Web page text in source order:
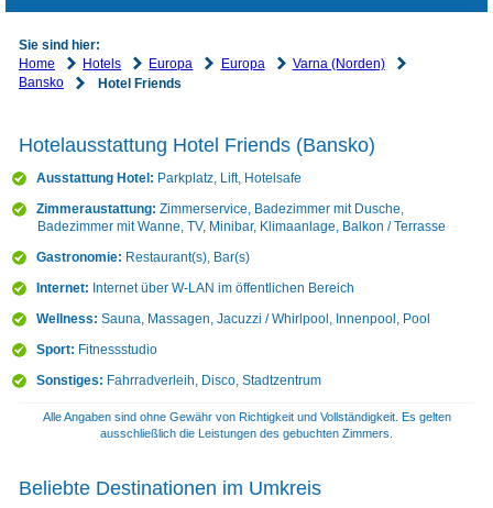
Sie sind hier:
Home
Hotels Europa Europa
Varna (Norden)
Bansko
Hotel Friends
Hotelausstattung Hotel Friends (Bansko)
Ausstattung Hotel: Parkplatz, Lift, Hotelsafe
Zimmeraustattung: Zimmerservice, Badezimmer mit Dusche,
Badezimmer mit Wanne, TV, Minibar, Klimaanlage, Balkon / Terrasse
Gastronomie: Restaurant(s), Bar(s)
Internet: Internet über W-LAN im öffentlichen Bereich
Wellness: Sauna, Massagen, Jacuzzi / Whirlpool, Innenpool, Pool
Sport: Fitnessstudio
Sonstiges: Fahrradverleih, Disco, Stadtzentrum
Alle Angaben sind ohne Gewähr von Richtigkeit und Vollständigkeit. Es gelten
ausschließlich die Leistungen des gebuchten Zimmers.
Beliebte Destinationen im Umkreis